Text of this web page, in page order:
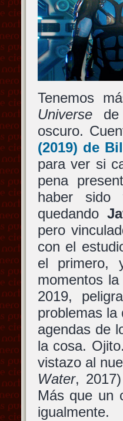
Tenemos
Universede
oscuro.
(2019) de
para ver si
pena
haber sido
quedando
pero
con el
el primero,
momentos
2019,
problemas la
agendas de
la cosa.
vistazo al
Water,
Más que un
igualmente.